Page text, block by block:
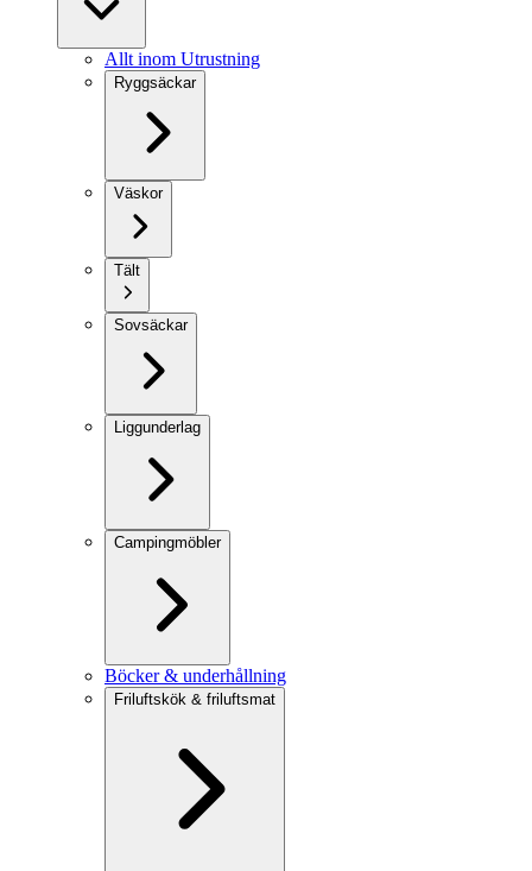
Allt inom Utrustning
Ryggsäckar
Väskor
Tält
Sovsäckar
Liggunderlag
Campingmöbler
Böcker & underhållning
Friluftskök & friluftsmat